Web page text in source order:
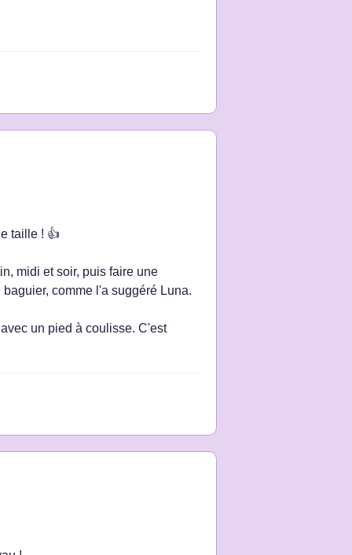
taille ! 👍
midi et soir, puis faire une
comme l'a suggéré Luna.
un pied à coulisse. C'est